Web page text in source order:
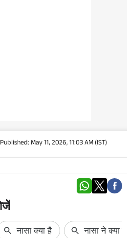
Published: May 11, 2026, 11:03 AM (IST)